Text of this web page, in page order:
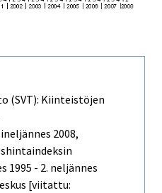
(SVT): Kiinteistöjen
2008,
1995 - 2. neljännes
[viitattu: